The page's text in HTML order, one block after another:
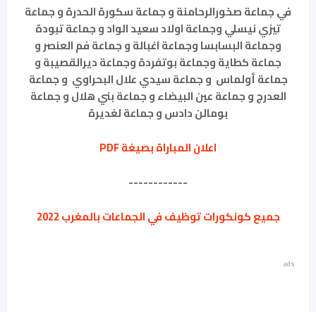
في جماعة صخورالرحامنة و جماعة سكورة الحدرة و جماعة
تيزي نيسلي وجماعة اولاد سعيد الواد و جماعة تبودة
وجماعة البسابسا وجماعة اغبالة و جماعة فم العنصر و
جماعة كطاية وجماعة بوتفردة وجماعة ديرالقصيبة و
جماعة أولماس و جماعة سيدي علال البحراوي و جماعة
العدرج و جماعة عين البيضاء و جماعة بني هلال و جماعة
بومالن دادس و جماعة لغديرة
اعلان المباراة بصيغة PDF
------------
جميع كونكورات توظيف في الجماعات بالمغرب 2022
ads